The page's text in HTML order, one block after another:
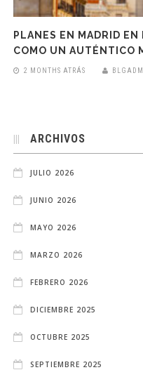
PLANES EN MADRID
COMO UN AUTÉNTICO
2 MONTHS ATRÁS
ARCHIVOS
JULIO 2026
JUNIO 2026
MAYO 2026
MARZO 2026
FEBRERO 2026
DICIEMBRE 2025
OCTUBRE 2025
SEPTIEMBRE 2025